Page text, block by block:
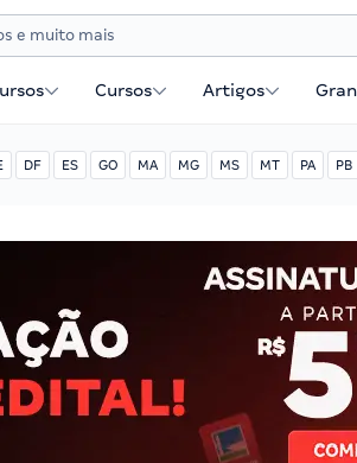
Cursos Artigos
DF ES GO MA MG MS MT PA PB